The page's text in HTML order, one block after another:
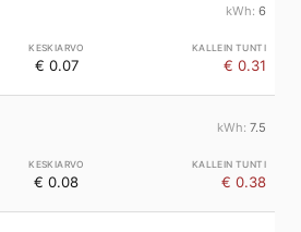
6
€ 0.07 € 0.31
7.5
€ 0.08 € 0.38